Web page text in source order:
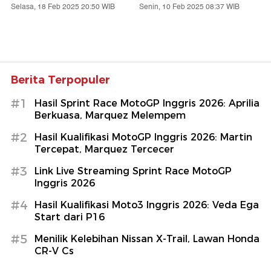
Selasa, 18 Feb 2025 20:50 WIB Senin, 10 Feb 2025 08:37 WIB
Berita Terpopuler
#1
Hasil Sprint Race MotoGP Inggris 2026: Aprilia
Berkuasa, Marquez Melempem
#2
Hasil Kualifikasi MotoGP Inggris 2026: Martin
Tercepat, Marquez Tercecer
#3
Link Live Streaming Sprint Race MotoGP
Inggris 2026
#4
Hasil Kualifikasi Moto3 Inggris 2026: Veda Ega
Start dari P16
#5
Menilik Kelebihan Nissan X-Trail, Lawan Honda
CR-V Cs